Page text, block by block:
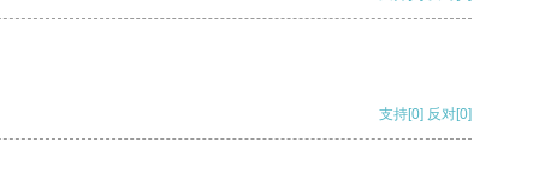
支持[0] 反对[0]